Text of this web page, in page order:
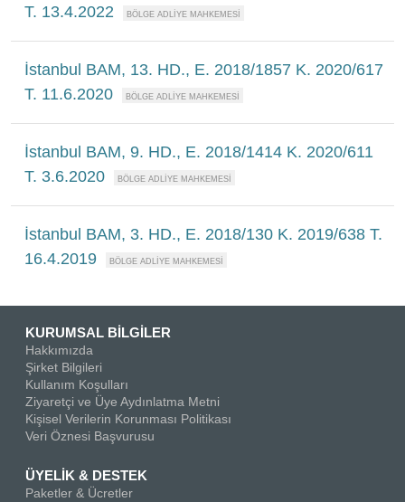
T. 13.4.2022
İstanbul BAM, 13. HD., E. 2018/1857 K. 2020/617
T. 11.6.2020
İstanbul BAM, 9. HD., E. 2018/1414 K. 2020/611
T. 3.6.2020
İstanbul BAM, 3. HD., E. 2018/130 K. 2019/638 T.
16.4.2019
KURUMSAL BİLGİLER
Hakkımızda
Şirket Bilgileri
Kullanım Koşulları
Ziyaretçi ve Üye Aydınlatma Metni
Kişisel Verilerin Korunması Politikası
Veri Öznesi Başvurusu
ÜYELİK & DESTEK
Paketler & Ücretler